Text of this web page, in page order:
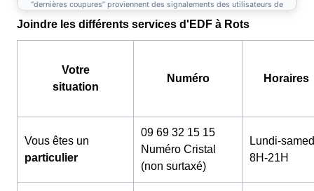
Joindre les différents services d'EDF à Rots
Votre
situation
Numéro Horaires
Vous êtes un
particulier
09 69 32 15 15
Numéro Cristal
(non surtaxé)
Lundi-
8H-21H